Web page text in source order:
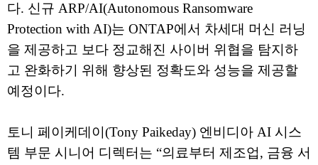
다. 신규 ARP/AI(Autonomous Ransomware
Protection with AI)는 ONTAP에서 차세대 머신 러닝
을 제공하고 보다 정교해진 사이버 위협을 탐지하
고 완화하기 위해 향상된 정확도와 성능을 제공할
예정이다.
토니 페이케데이(Tony Paikeday) 엔비디아 AI 시스
템 부문 시니어 디렉터는 “의료부터 제조업, 금융 서